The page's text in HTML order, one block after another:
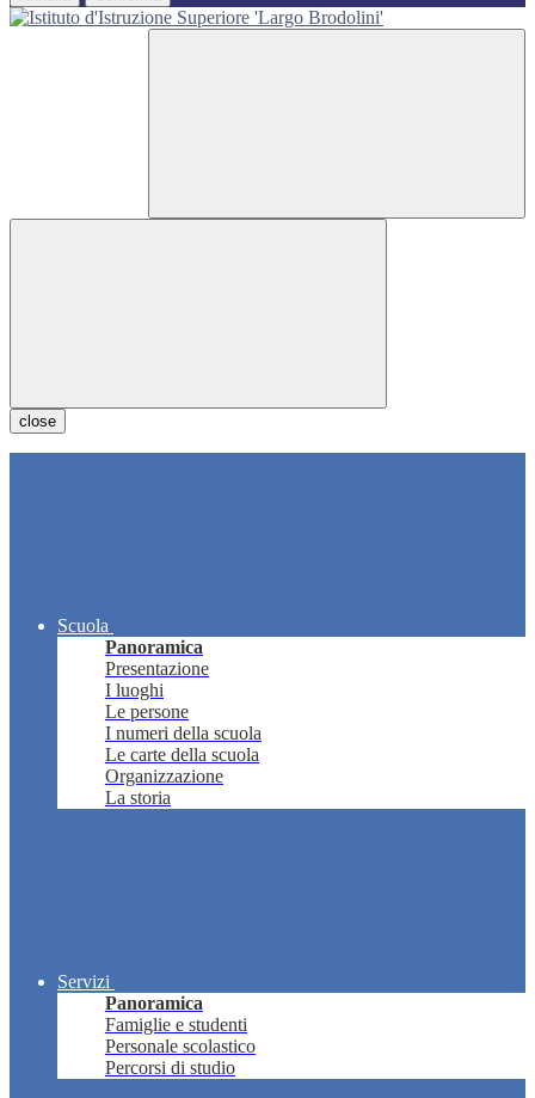
close
Scuola
Panoramica
Presentazione
I luoghi
Le persone
I numeri della scuola
Le carte della scuola
Organizzazione
La storia
Servizi
Panoramica
Famiglie e studenti
Personale scolastico
Percorsi di studio